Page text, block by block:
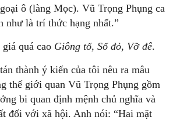
ô (làng Mọc). Vũ Trọng Phụng ca
như là trí thức hạng nhất.”
quá cao Giông tố, Số đỏ, Vỡ đê.
thành ý kiến của tôi nêu ra mâu
thế giới quan Vũ Trọng Phụng gồm
bi quan định mệnh chủ nghĩa và
đối với xã hội. Anh nói: “Hai mặt